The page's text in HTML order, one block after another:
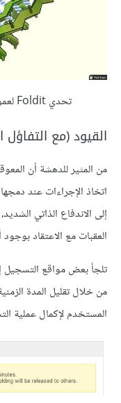
تحدي Foldit لعموم الباحثين والذي حقق نتائج مذهلة
القيود (مع التفاؤل
من المثير للدهشة أن
اتخاذ الإجراءات عند
إلى الاندفاع الذاتي
العقبات مع الاعتقاد
تلجأ بعض مواقع التسجيل
من خلال تقليل المدة
المستخدم لإكمال عملية